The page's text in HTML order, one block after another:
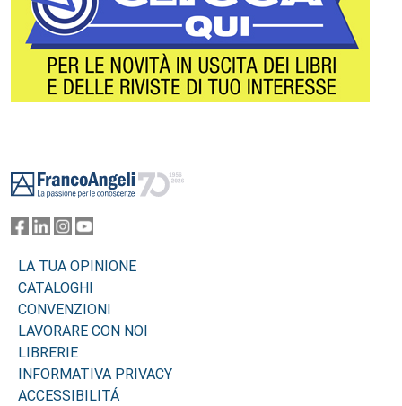
LA TUA OPINIONE
CATALOGHI
CONVENZIONI
LAVORARE CON NOI
LIBRERIE
INFORMATIVA PRIVACY
ACCESSIBILITÁ